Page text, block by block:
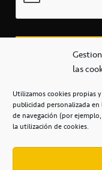
las
Utilizamos cookies propias
publicidad personalizada
de navegación (por
la utilización de cookies.
+34 922
Casa